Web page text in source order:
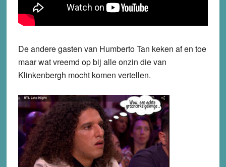
De andere gasten van Humberto Tan keken af en toe
maar wat vreemd op bij alle onzin die van
Klinkenbergh mocht komen vertellen.